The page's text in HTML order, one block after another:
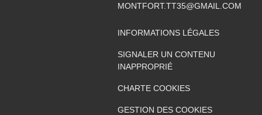
MONTFORT.TT35@GMAIL.COM
INFORMATIONS LÉGALES
SIGNALER UN CONTENU
INAPPROPRIÉ
CHARTE COOKIES
GESTION DES COOKIES